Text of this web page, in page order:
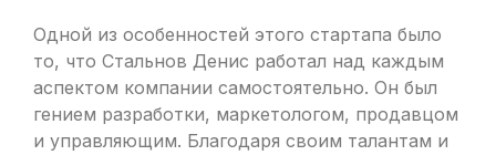
Одной из особенностей этого стартапа было
то, что Стальнов Денис работал над каждым
аспектом компании самостоятельно. Он был
гением разработки, маркетологом, продавцом
и управляющим. Благодаря своим талантам и